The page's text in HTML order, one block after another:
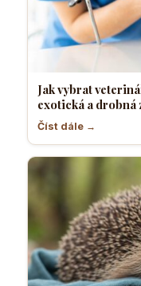
Jak vybrat
exotická a drobná
Číst dále →